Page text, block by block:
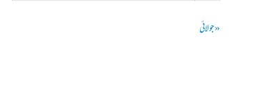
« جولائی